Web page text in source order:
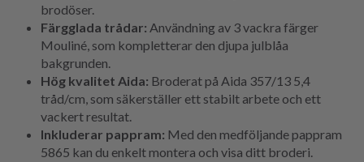
brodöser.
Färgglada trådar: Användning av 3 vackra färger
Mouliné, som kompletterar den djupa julblåa
bakgrunden.
Hög kvalitet Aida: Broderat på Aida 357/13 5,4
tråd/cm, som säkerställer ett stabilt arbete och ett
vackert resultat.
Inkluderar pappram: Med den medföljande pappram
5865 kan du enkelt montera och visa ditt broderi.